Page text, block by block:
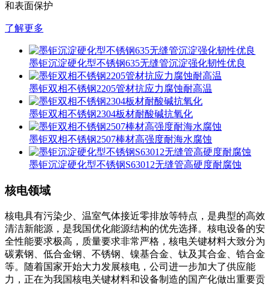
和表面保护
了解更多
墨钜沉淀硬化型不锈钢635无缝管沉淀强化韧性优良
墨钜双相不锈钢2205管材抗应力腐蚀耐高温
墨钜双相不锈钢2304板材耐酸碱抗氧化
墨钜双相不锈钢2507棒材高强度耐海水腐蚀
墨钜沉淀硬化型不锈钢S63012无缝管高硬度耐腐蚀
核电领域
核电具有污染少、温室气体接近零排放等特点，是典型的高效
清洁新能源，是我国优化能源结构的优先选择。核电设备的安
全性能要求极高，质量要求非常严格，核电关键材料大致分为
碳素钢、低合金钢、不锈钢、镍基合金、钛及其合金、锆合金
等。随着国家开始大力发展核电，公司进一步加大了供应能
力，正在为我国核电关键材料和设备制造的国产化做出重要贡